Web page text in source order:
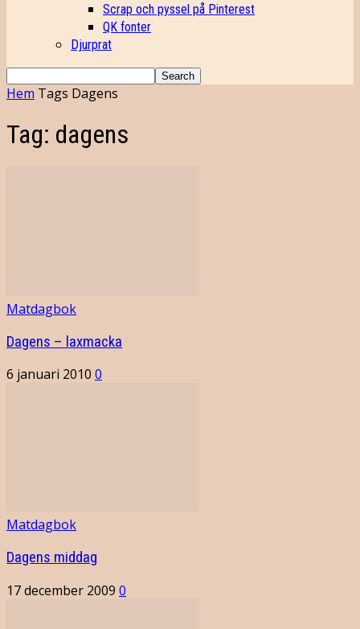
Scrap och pyssel på Pinterest
QK fonter
Djurprat
Hem Tags Dagens
Tag: dagens
Matdagbok
Dagens – laxmacka
6 januari 2010 0
Matdagbok
Dagens middag
17 december 2009 0